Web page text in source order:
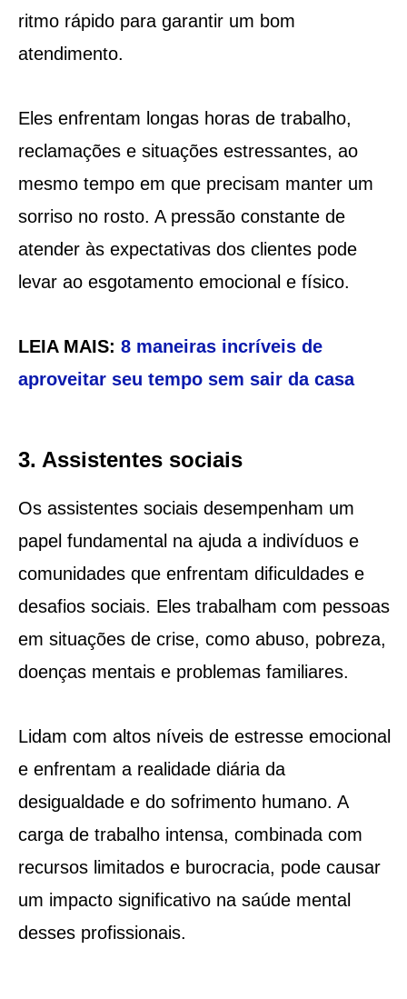
ritmo rápido para garantir um bom
atendimento.
Eles enfrentam longas horas de trabalho,
reclamações e situações estressantes, ao
mesmo tempo em que precisam manter um
sorriso no rosto. A pressão constante de
atender às expectativas dos clientes pode
levar ao esgotamento emocional e físico.
LEIA MAIS: 8 maneiras incríveis de
aproveitar seu tempo sem sair da casa
3. Assistentes sociais
Os assistentes sociais desempenham um
papel fundamental na ajuda a indivíduos e
comunidades que enfrentam dificuldades e
desafios sociais. Eles trabalham com pessoas
em situações de crise, como abuso, pobreza,
doenças mentais e problemas familiares.
Lidam com altos níveis de estresse emocional
e enfrentam a realidade diária da
desigualdade e do sofrimento humano. A
carga de trabalho intensa, combinada com
recursos limitados e burocracia, pode causar
um impacto significativo na saúde mental
desses profissionais.